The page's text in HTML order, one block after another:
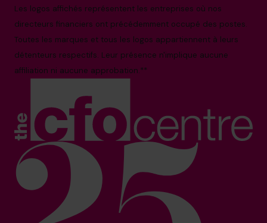
Les logos affichés représentent les entreprises où nos
directeurs financiers ont précédemment occupé des postes.
Toutes les marques et tous les logos appartiennent à leurs
détenteurs respectifs. Leur présence n'implique aucune
affiliation ni aucune approbation.**